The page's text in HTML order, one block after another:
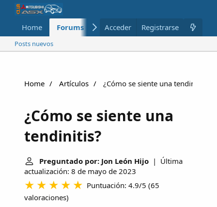
Home Forums Nuevo Miembros
Acceder Registrarse
Posts nuevos
Home Artículos ¿Cómo se siente una tendinitis?
¿Cómo se siente una
tendinitis?
Preguntado por: Jon León Hijo | Última
actualización: 8 de mayo de 2023
Puntuación: 4.9/5 (65
valoraciones)